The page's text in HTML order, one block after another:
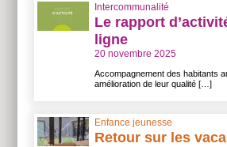
Intercommunalité
Le rapport
ligne
20 novembre 2025
Accompagnement des habitants
amélioration de leur qualité […]
Enfance jeunesse
Retour sur les